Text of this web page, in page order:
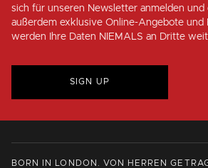
sich für unseren Newsletter anmelden und
außerdem exklusive Online-Angebote und
werden Ihre Daten NIEMALS an Dritte
SIGN UP
BORN IN LONDON. VON HERREN